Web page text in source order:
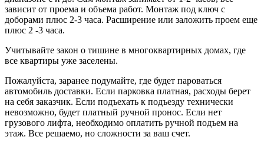
зависит от проема и объема работ. Монтаж под ключ с
доборами плюс 2-3 часа. Расширение или заложить проем еще
плюс 2 -3 часа.
Учитывайте закон о тишине в многоквартирных домах, где
все квартиры уже заселены.
Пожалуйста, заранее подумайте, где будет пароваться
автомобиль доставки. Если парковка платная, расходы берет
на себя заказчик. Если подъехать к подъезду технически
невозможно, будет платный ручной пронос. Если нет
грузового лифта, необходимо оплатить ручной подъем на
этаж. Все решаемо, но сложности за ваш счет.